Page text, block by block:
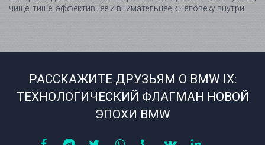
2001-2026.All
Terms and Conditions,Privacy Policy